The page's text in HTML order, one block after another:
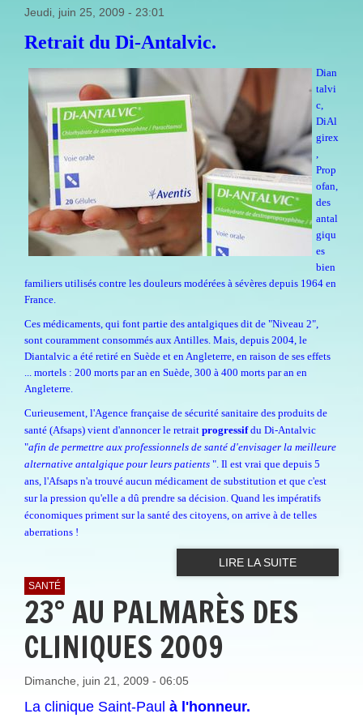
Jeudi, juin 25, 2009 - 23:01
Retrait du Di-Antalvic.
Dian
talvi
c,
DiAl
girex
Prop
ofan,
des
antal
giqu
es
bien
familiers utilisés contre les douleurs modérées à sévères depuis 1964 en
France.
Ces médicaments, qui font partie des antalgiques dit de "Niveau 2",
sont couramment consommés aux Antilles. Mais, depuis 2004, le
Diantalvic a été retiré en Suède et en Angleterre, en raison de ses effets
... mortels : 200 morts par an en Suède, 300 à 400 morts par an en
Angleterre.
Curieusement, l'Agence française de sécurité sanitaire des produits de
santé (Afsaps) vient d'annoncer le retrait progressifdu Di-Antalvic
"afin de permettre aux professionnels de santé d'envisager la meilleure
alternative antalgique pour leurs patients ". Il est vrai que depuis 5
ans, l'Afsaps n'a trouvé aucun médicament de substitution et que c'est
sur la pression qu'elle a dû prendre sa décision. Quand les impératifs
économiques priment sur la santé des citoyens, on arrive à de telles
aberrations !
LIRE LA SUITE
SANTÉ
23° AU PALMARÈS DES
CLINIQUES 2009
Dimanche, juin 21, 2009 - 06:05
La clinique Saint-Paul à l'honneur.